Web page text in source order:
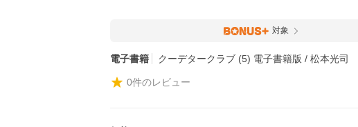
対象
電子書籍 クーデタークラブ (5) 電子書籍版 / 松本光司
0件のレビュー